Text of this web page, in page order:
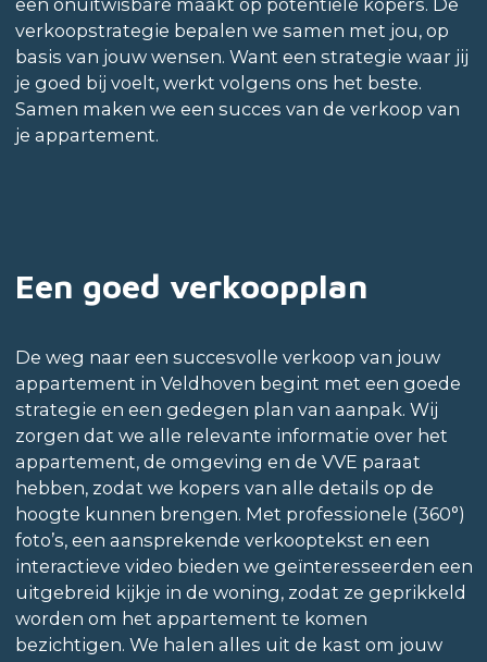
een onuitwisbare maakt op potentiële kopers. De
verkoopstrategie bepalen we samen met jou, op
basis van jouw wensen. Want een strategie waar jij
je goed bij voelt, werkt volgens ons het beste.
Samen maken we een succes van de verkoop van
je appartement.
Een goed verkoopplan
De weg naar een succesvolle verkoop van jouw
appartement in Veldhoven begint met een goede
strategie en een gedegen plan van aanpak. Wij
zorgen dat we alle relevante informatie over het
appartement, de omgeving en de VVE paraat
hebben, zodat we kopers van alle details op de
hoogte kunnen brengen. Met professionele (360°)
foto’s, een aansprekende verkooptekst en een
interactieve video bieden we geïnteresseerden een
uitgebreid kijkje in de woning, zodat ze geprikkeld
worden om het appartement te komen
bezichtigen. We halen alles uit de kast om jouw